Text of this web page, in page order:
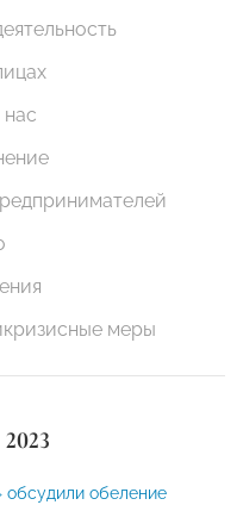
меры
обеление